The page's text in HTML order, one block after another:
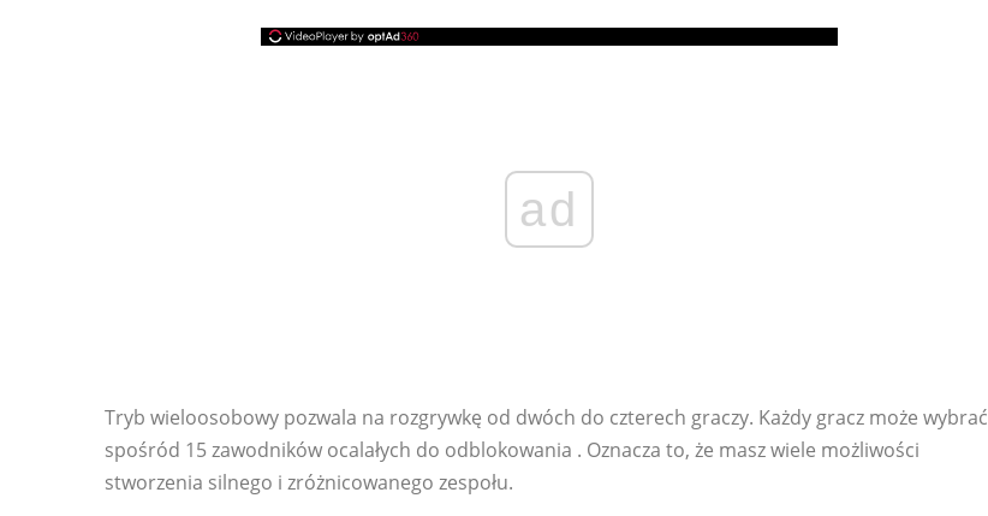
ad
Tryb wieloosobowy pozwala na rozgrywkę od dwóch do czterech graczy. Każdy gracz może wybrać
spośród 15 zawodników ocalałych do odblokowania . Oznacza to, że masz wiele możliwości
stworzenia silnego i zróżnicowanego zespołu.